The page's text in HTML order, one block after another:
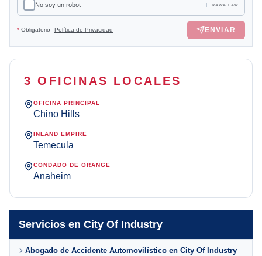
Servicios en City Of Industry
Abogado de Accidente Automovilístico en City Of Industry
No soy un robot RAWA LAW
* Obligatorio Política de Privacidad ENVIAR
3 OFICINAS LOCALES
OFICINA PRINCIPAL
Chino Hills
INLAND EMPIRE
Temecula
CONDADO DE ORANGE
Anaheim